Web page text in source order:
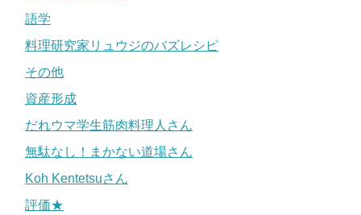
語学
料理研究家リュウジのバズレシピ
その他
資産形成
だれウマ学生筋肉料理人さん
無駄なし！まかない道場さん
Koh Kentetsuさん
評価★